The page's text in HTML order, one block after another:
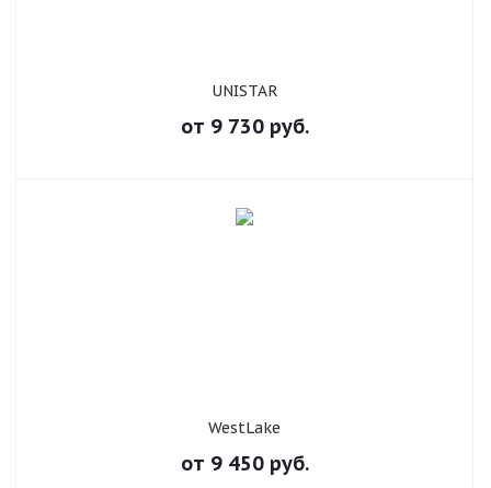
UNISTAR
от 9 730руб.
WestLake
от 9 450руб.